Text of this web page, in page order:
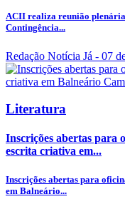
ACII realiza reunião
Contingência...
Redação Notícia Já - 07
Literatura
Inscrições abertas para
escrita criativa em...
Inscrições abertas para
em Balneário...